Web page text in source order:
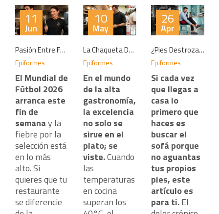
a
11
Jun
Pasión Entre Fogones: Súmate Al Mundial 2026 Con Las Chaquetas De Cocina Egochef Bandera De España
Epiformes
El Mundial de
Fútbol 2026
arranca este
fin de
semanay la
fiebre por la
selección está
en lo más
alto. Si
quieres que tu
restaurante
se diferencie
10
May
La Chaqueta De Cocina Definitiva Para El Verano: Tecnología Egochef Ottavio
Epiformes
En el mundo
de la alta
gastronomía,
la excelencia
no solo se
sirve en el
plato; se
viste.Cuando
las
temperaturas
en cocina
superan los
26
Apr
¿Pies Destrozados? Cómo Solucionar El Dolor Cuando Tu Trabajo No Te Da Tregua
Epiformes
Si cada vez
que llegas a
casa lo
primero que
haces es
buscar el
sofá porque
no aguantas
tus propios
pies, este
artículo es
para ti.El